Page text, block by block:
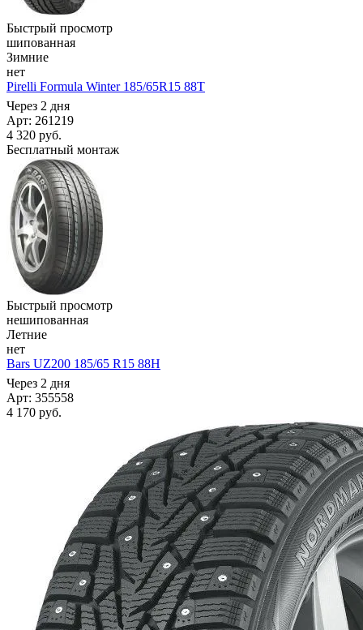
Быстрый просмотр
шипованная
Зимние
нет
Pirelli Formula Winter 185/65R15 88T
Через 2 дня
Арт: 261219
4 320 руб.
Бесплатный монтаж
Быстрый просмотр
нешипованная
Летние
нет
Bars UZ200 185/65 R15 88H
Через 2 дня
Арт: 355558
4 170 руб.